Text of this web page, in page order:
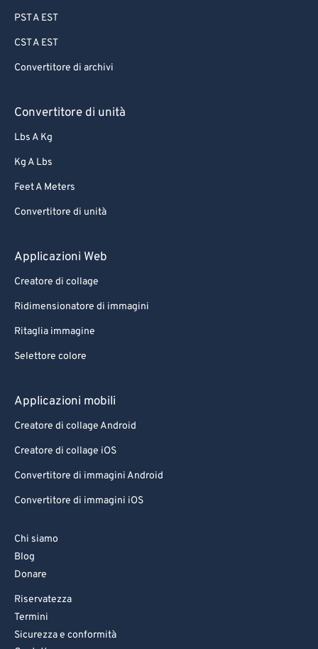
PST A EST
CST A EST
Convertitore di archivi
Convertitore di unità
Lbs A Kg
Kg A Lbs
Feet A Meters
Convertitore di unità
Applicazioni Web
Creatore di collage
Ridimensionatore di immagini
Ritaglia immagine
Selettore colore
Applicazioni mobili
Creatore di collage Android
Creatore di collage iOS
Convertitore di immagini Android
Convertitore di immagini iOS
Chi siamo
Blog
Donare
Riservatezza
Termini
Sicurezza e conformità